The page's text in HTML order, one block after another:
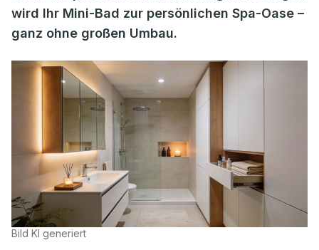
wird Ihr Mini-Bad zur persönlichen Spa-Oase –
ganz ohne großen Umbau.
Bild KI generiert